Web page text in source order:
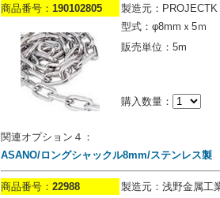
商品番号： 190102805
製造元：PROJECTK
型式：φ8mmｘ5ｍ
販売単位：5m
購入数量：
関連オプション４：
ASANO/ロングシャックル8mm/ステンレス製
商品番号： 22988
製造元：浅野金属工